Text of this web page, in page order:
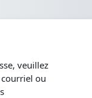
veuillez
ou